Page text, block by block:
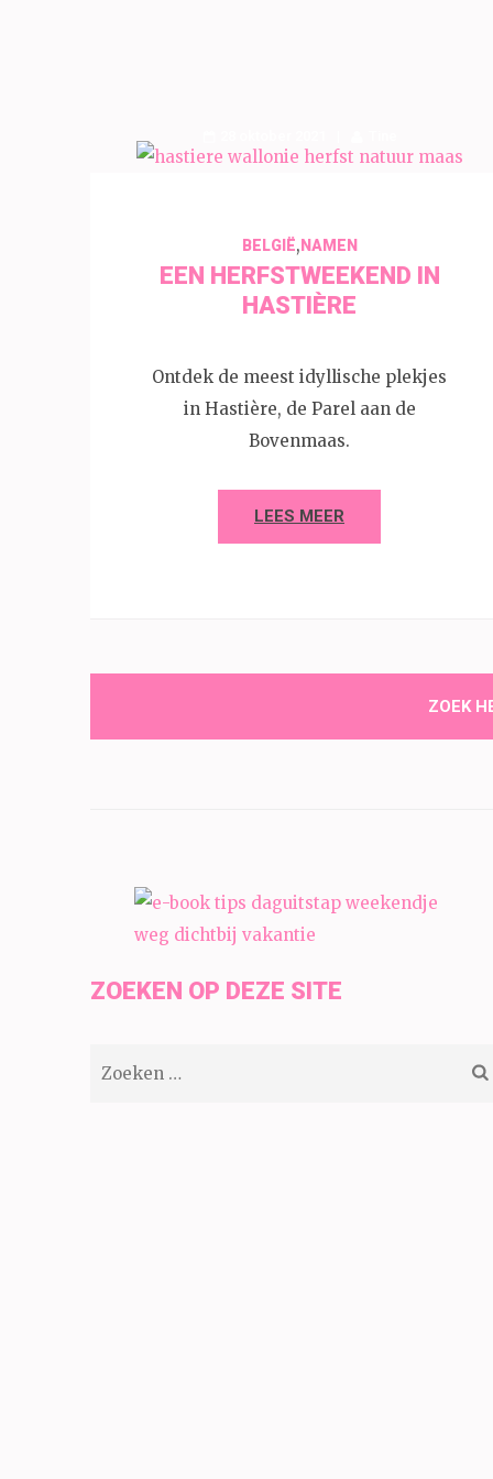
BELGIË,NAMEN
EEN HERFSTWEEKEND IN
HASTIÈRE
Ontdek de meest idyllische plekjes
in Hastière, de Parel aan de
Bovenmaas.
LEES MEER
ZOEK
ZOEKEN OP DEZE SITE